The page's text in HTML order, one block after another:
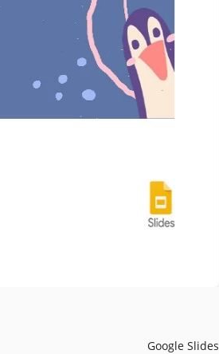
Google Slides